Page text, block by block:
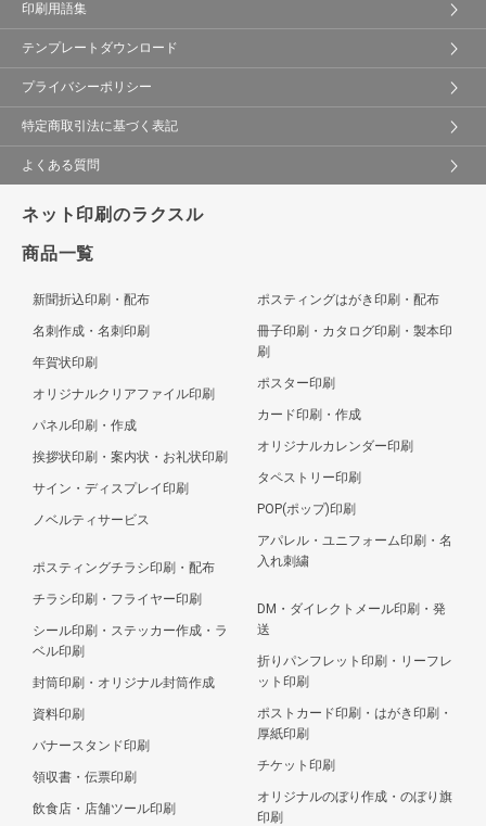
印刷用語集
テンプレートダウンロード
プライバシーポリシー
特定商取引法に基づく表記
よくある質問
ネット印刷のラクスル
商品一覧
新聞折込印刷・配布
名刺作成・名刺印刷
年賀状印刷
オリジナルクリアファイル印刷
パネル印刷・作成
挨拶状印刷・案内状・お礼状印刷
サイン・ディスプレイ印刷
ノベルティサービス
ポスティングチラシ印刷・配布
チラシ印刷・フライヤー印刷
シール印刷・ステッカー作成・ラ
ベル印刷
封筒印刷・オリジナル封筒作成
資料印刷
バナースタンド印刷
領収書・伝票印刷
飲食店・店舗ツール印刷
ポスティングはがき印刷・配布
冊子印刷・カタログ印刷・製本印
刷
ポスター印刷
カード印刷・作成
オリジナルカレンダー印刷
タペストリー印刷
POP(ポップ)印刷
アパレル・ユニフォーム印刷・名
入れ刺繍
DM・ダイレクトメール印刷・発
送
折りパンフレット印刷・リーフレ
ット印刷
ポストカード印刷・はがき印刷・
厚紙印刷
チケット印刷
オリジナルのぼり作成・のぼり旗
印刷